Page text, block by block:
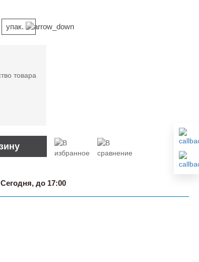
упак.
товара
Сегодня, до 17:00